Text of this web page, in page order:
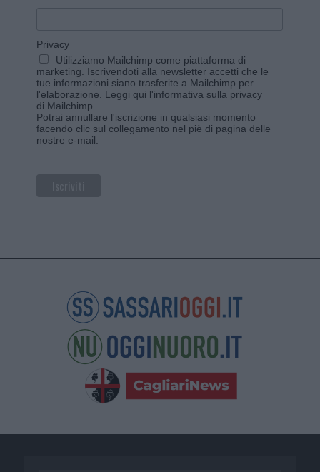
Privacy
Utilizziamo Mailchimp come piattaforma di
marketing. Iscrivendoti alla newsletter accetti che le
tue informazioni siano trasferite a Mailchimp per
l'elaborazione. Leggi qui l'informativa sulla privacy
di Mailchimp
Potrai annullare l'iscrizione in qualsiasi momento
facendo clic sul collegamento nel piè di pagina delle
nostre e-mail.